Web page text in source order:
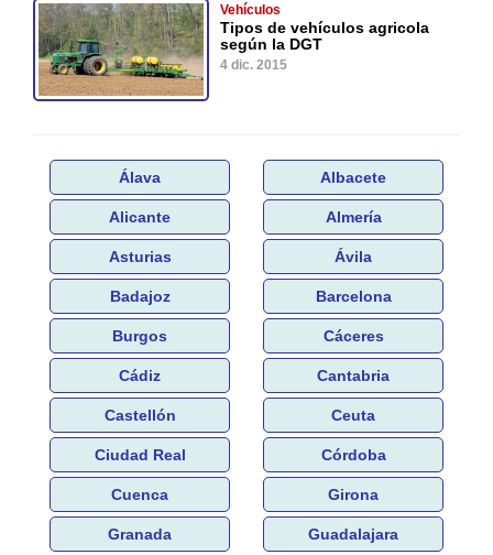
Vehículos
Tipos de vehículos agricola
según la DGT
4 dic. 2015
Álava Albacete
Alicante Almería
Asturias Ávila
Badajoz Barcelona
Burgos Cáceres
Cádiz Cantabria
Castellón Ceuta
Ciudad Real Córdoba
Cuenca Girona
Granada Guadalajara